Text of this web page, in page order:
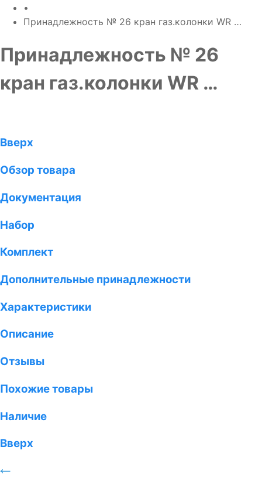
•
Принадлежность № 26 кран газ.колонки WR …
Принадлежность № 26
кран газ.колонки WR …
Вверх
Обзор товара
Документация
Набор
Комплект
Дополнительные принадлежности
Характеристики
Описание
Отзывы
Похожие товары
Наличие
Вверх